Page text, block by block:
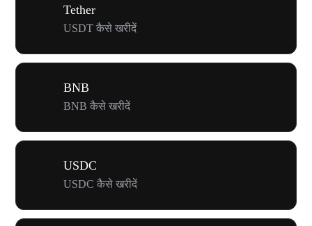
Tether
USDT कैसे खरीदें
BNB
BNB कैसे खरीदें
USDC
USDC कैसे खरीदें